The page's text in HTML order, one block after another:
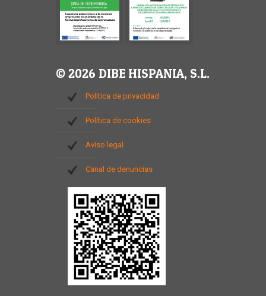
© 2026 DIBE HISPANIA, S.L.
Política de privacidad
Política de cookies
Aviso legal
Canal de denuncias